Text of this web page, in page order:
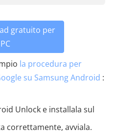
gratuito per
PC
la procedura per
su Samsung Android :
Unlock e installala sul
correttamente, avviala.